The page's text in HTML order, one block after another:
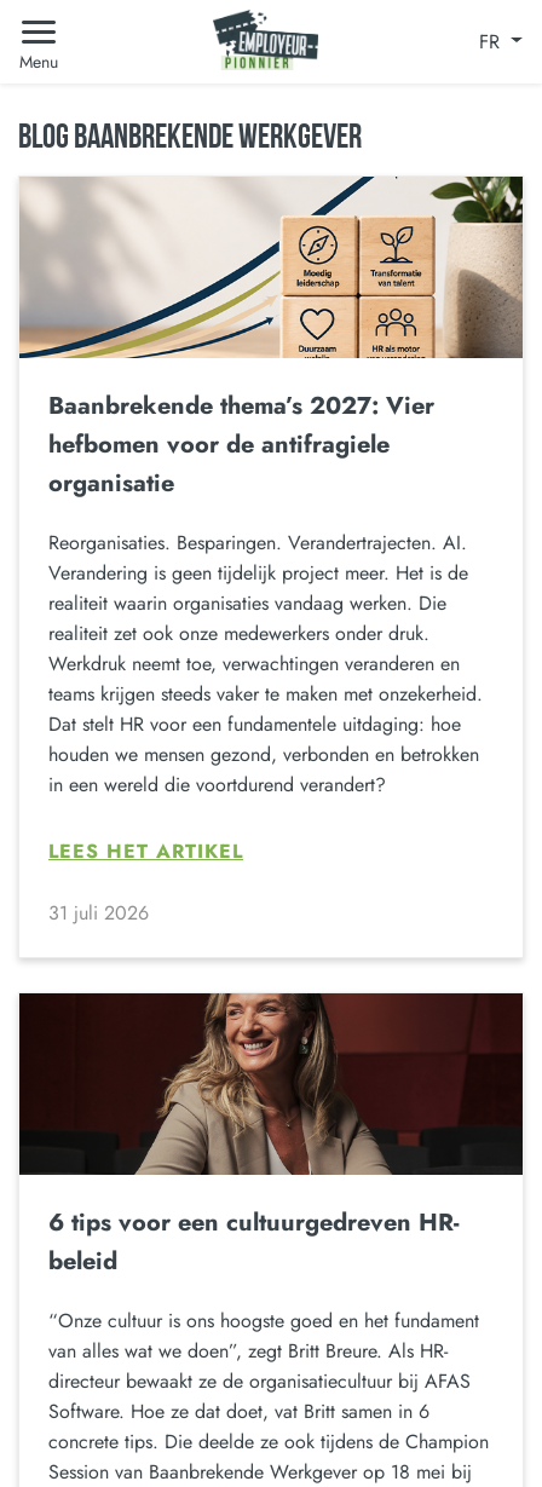
Menu
FR
BLOG BAANBREKENDE WERKGEVER
Baanbrekende thema’s 2027: Vier
hefbomen voor de antifragiele
organisatie
Reorganisaties. Besparingen. Verandertrajecten. AI.
Verandering is geen tijdelijk project meer. Het is de
realiteit waarin organisaties vandaag werken. Die
realiteit zet ook onze medewerkers onder druk.
Werkdruk neemt toe, verwachtingen veranderen en
teams krijgen steeds vaker te maken met onzekerheid.
Dat stelt HR voor een fundamentele uitdaging: hoe
houden we mensen gezond, verbonden en betrokken
in een wereld die voortdurend verandert?
LEES HET ARTIKEL
31 juli 2026
6 tips voor een cultuurgedreven HR-
beleid
“Onze cultuur is ons hoogste goed en het fundament
van alles wat we doen”, zegt Britt Breure. Als HR-
directeur bewaakt ze de organisatiecultuur bij AFAS
Software. Hoe ze dat doet, vat Britt samen in 6
concrete tips. Die deelde ze ook tijdens de Champion
Session van Baanbrekende Werkgever op 18 mei bij